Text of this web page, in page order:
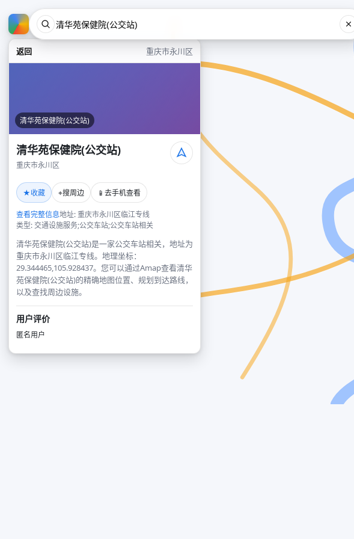
返回 重庆市永川区
清华苑保健院(公交站)
清华苑保健院(公交站)
重庆市永川区
★收藏 ⌖搜周边 📱 去手机查看
查看完整信息地址: 重庆市永川区临江专线
类型: 交通设施服务;公交车站;公交车站相关
清华苑保健院(公交站)是一家公交车站相关，地址为
重庆市永川区临江专线。地理坐标：
29.344465,105.928437。您可以通过Amap查看清华
苑保健院(公交站)的精确地图位置、规划到达路线，
以及查找周边设施。
用户评价
匿名用户